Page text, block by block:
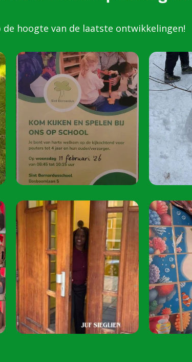
Kom
Peuters van 2
harte welkom
oktober 2026.
Speel je mee?